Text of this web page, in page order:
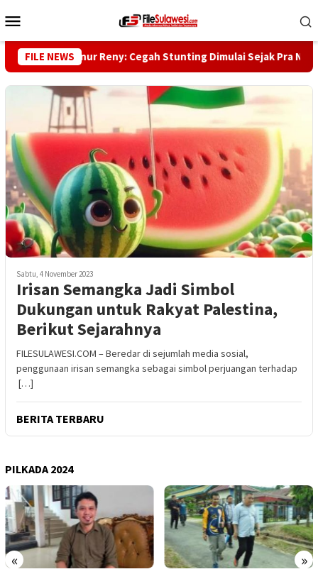
ke
Mobile
FILE NEWS
Gubernur Reny: Cegah Stunting Dimulai Sejak Pra Nikah
Sabtu, 4 November 2023
Irisan Semangka Jadi Simbol
Dukungan untuk Rakyat Palestina,
Berikut Sejarahnya
FILESULAWESI.COM – Beredar di sejumlah media sosial,
penggunaan irisan semangka sebagai simbol perjuangan terhadap
[…]
BERITA TERBARU
PILKADA 2024
« »